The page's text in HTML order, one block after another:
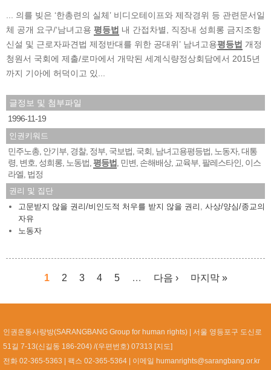
... 의를 빚은 ‘한총련의 실체’ 비디오테이프와 제작경위 등 관련문서일
체 공개 요구/‘남녀고용 평등법 내 간접차별, 직장내 성희롱 금지조항
신설 및 근로자파견법 제정반대를 위한 공대위’ 남녀고용평등법 개정
청원서 국회에 제출/로마에서 개막된 세계식량정상회담에서 2015년
까지 기아에 허덕이고 있...
글정보 및 첨부파일
1996-11-19
인권키워드
민주노총 안기부 경찰, 정부 국보법 국회 남녀고용평등법 노동자, 대통
령 변호 성희롱 노동법 평등법 민변 손해배상, 교육부 팔레스타인 이스
라엘 법정
권리 및 집단
고문받지 않을 권리/비인도적 처우를 받지 않을 권리
사상/양심/종교의
자유
노동자
페이지
1 2 3 4 5 … 다음 › 마지막 »
인권운동사랑방(SARANGBANG Group for human rights)
서울 영등포구 도신로
51길 7-13(신길동 186-204) /(우편번호) 07313 [지도]
전화 02-365-5363
팩스 02-365-5364 이메일 humanrights@sarangbang.or.kr